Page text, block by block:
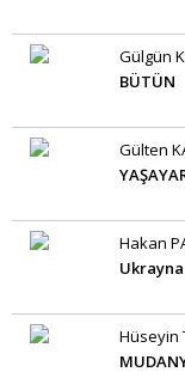
Gülgün
BÜTÜN
Gülten
Hakan
Hüseyin